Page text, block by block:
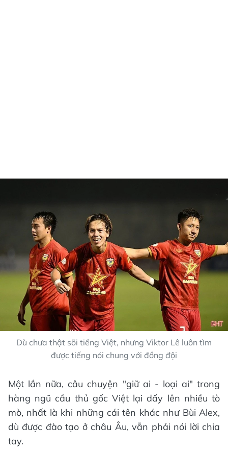
Dù chưa thật sõi tiếng Việt, nhưng Viktor Lê luôn tìm
được tiếng nói chung với đồng đội
Một lần nữa, câu chuyện "giữ ai - loại ai" trong
hàng ngũ cầu thủ gốc Việt lại dấy lên nhiều tò
mò, nhất là khi những cái tên khác như Bùi Alex,
dù được đào tạo ở châu Âu, vẫn phải nói lời chia
tay.